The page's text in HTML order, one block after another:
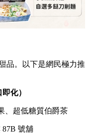
品。以下是網民極力推
化）
、超低糖質伯爵茶
87B 號舖